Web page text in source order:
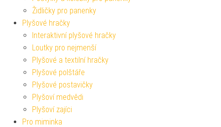
Židličky pro panenky
Plyšové hračky
Interaktivní plyšové hračky
Loutky pro nejmenší
Plyšové a textilní hračky
Plyšové polštáře
Plyšové postavičky
Plyšoví medvědi
Plyšoví zajíci
Pro miminka